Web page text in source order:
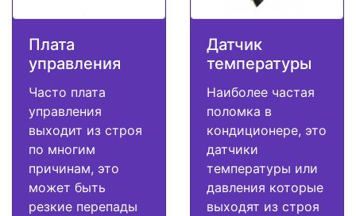
Плата
управления
Часто плата
управления
выходит из строя
по многим
причинам, это
может быть
резкие перепады
Датчик
температуры
Наиболее частая
поломка в
кондиционере, это
датчики
температуры или
давления которые
выходят из строя